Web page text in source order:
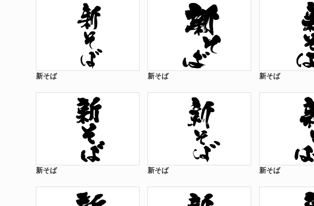
新そば 新そば 新そば
新そば 新そば 新そば